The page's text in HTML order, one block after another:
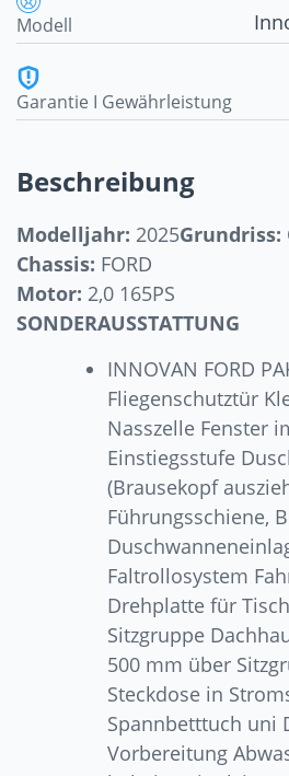
Modell
Garantie I Gewährleistung
Beschreibung
Modelljahr: 2025Grundriss:
Chassis: FORD
Motor: 2,0 165PS
SONDERAUSSTATTUNG
INNOVAN FORD
Fliegenschutztür
Nasszelle Fenster
Einstiegsstufe
(Brausekopf
Führungsschiene,
Faltrollosystem
Drehplatte für
Sitzgruppe
500 mm über
Steckdose in
Spannbetttuch uni
Vorbereitung